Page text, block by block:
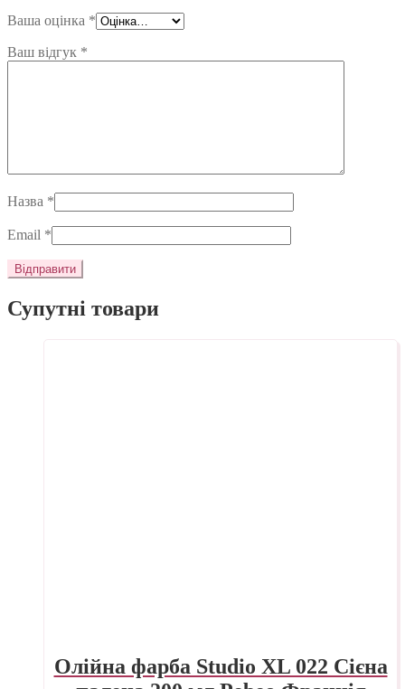
Ваша оцінка *
Ваш відгук *
Назва *
Email *
Супутні товари
Олійна фарба Studio XL 022 Сієна